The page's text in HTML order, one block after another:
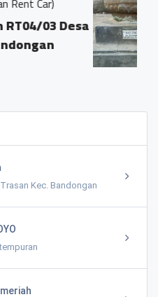
Dusun Sengon
Trasan
Bandongan
Kec. Bandongan